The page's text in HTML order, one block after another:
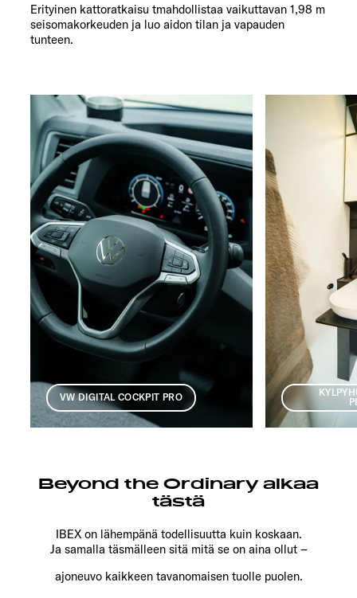
Erityinen kattoratkaisu tmahdollistaa vaikuttavan 1,98 m
seisomakorkeuden ja luo aidon tilan ja vapauden
tunteen.
VW DIGITAL COCKPIT PRO
Beyond the Ordinary alkaa
tästä
IBEX on lähempänä todellisuutta kuin koskaan.
Ja samalla täsmälleen sitä mitä se on aina ollut –
ajoneuvo kaikkeen tavanomaisen tuolle puolen.